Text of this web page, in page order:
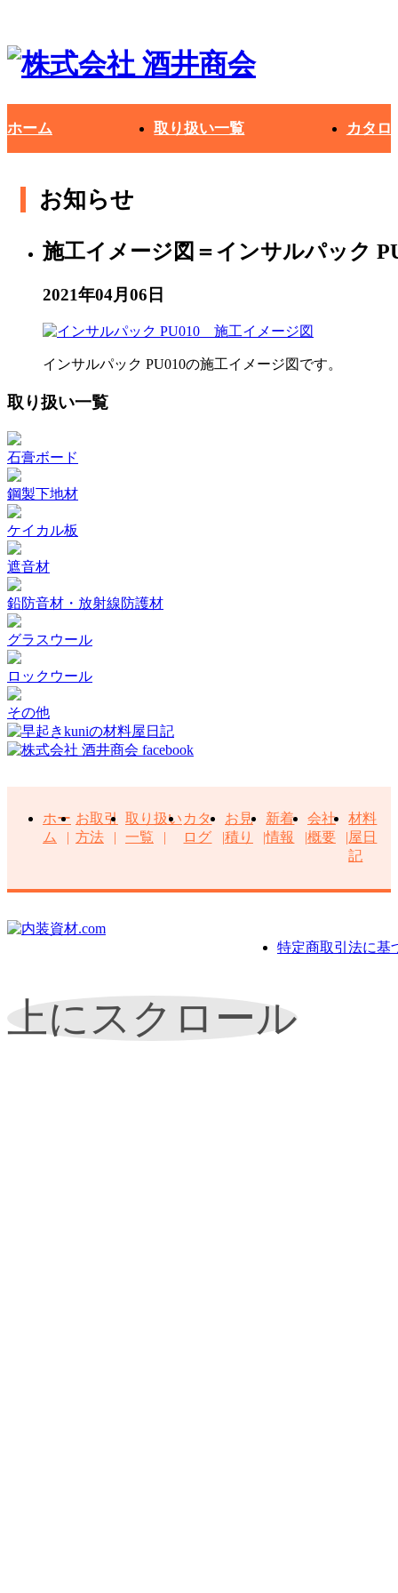
ホーム 取り扱い一覧 カタロ
お知らせ
施工イメージ図＝インサルパック
2021年04月06日
インサルパック PU010の施工イメージ図です。
取り扱い一覧
石膏ボード
鋼製下地材
ケイカル板
遮音材
鉛防音材・放射線防護材
グラスウール
ロックウール
その他
ホー
ム
お取引
方法
取り扱い
一覧
カタ
ログ
お見
積り
新着
情報
会社
概要
材料
屋日
記
特定商取引法に基
上にスクロール